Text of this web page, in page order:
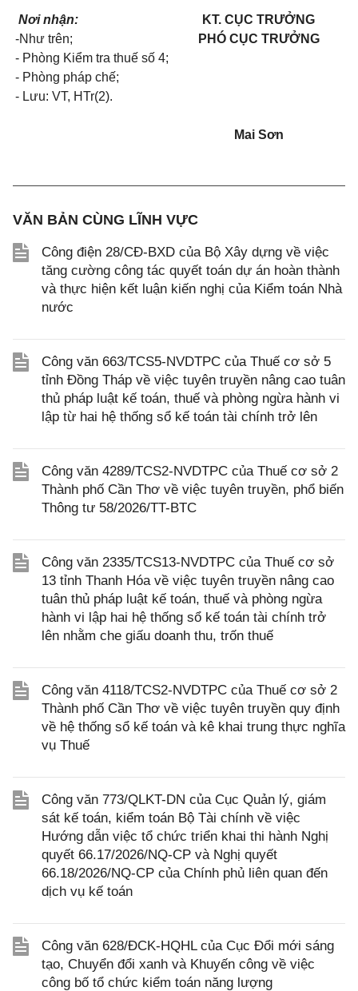
Nơi nhận:
-Như trên;
- Phòng Kiểm tra thuế số 4;
- Phòng pháp chế;
- Lưu: VT, HTr(2).
KT. CỤC TRƯỞNG
PHÓ CỤC TRƯỞNG
Mai Sơn
VĂN BẢN CÙNG LĨNH VỰC
Công điện 28/CĐ-BXD của Bộ Xây dựng về việc
tăng cường công tác quyết toán dự án hoàn thành
và thực hiện kết luận kiến nghị của Kiểm toán Nhà
nước
Công văn 663/TCS5-NVDTPC của Thuế cơ sở 5
tỉnh Đồng Tháp về việc tuyên truyền nâng cao tuân
thủ pháp luật kế toán, thuế và phòng ngừa hành vi
lập từ hai hệ thống sổ kế toán tài chính trở lên
Công văn 4289/TCS2-NVDTPC của Thuế cơ sở 2
Thành phố Cần Thơ về việc tuyên truyền, phổ biến
Thông tư 58/2026/TT-BTC
Công văn 2335/TCS13-NVDTPC của Thuế cơ sở
13 tỉnh Thanh Hóa về việc tuyên truyền nâng cao
tuân thủ pháp luật kế toán, thuế và phòng ngừa
hành vi lập hai hệ thống sổ kế toán tài chính trở
lên nhằm che giấu doanh thu, trốn thuế
Công văn 4118/TCS2-NVDTPC của Thuế cơ sở 2
Thành phố Cần Thơ về việc tuyên truyền quy định
về hệ thống sổ kế toán và kê khai trung thực nghĩa
vụ Thuế
Công văn 773/QLKT-DN của Cục Quản lý, giám
sát kế toán, kiểm toán Bộ Tài chính về việc
Hướng dẫn việc tổ chức triển khai thi hành Nghị
quyết 66.17/2026/NQ-CP và Nghị quyết
66.18/2026/NQ-CP của Chính phủ liên quan đến
dịch vụ kế toán
Công văn 628/ĐCK-HQHL của Cục Đổi mới sáng
tạo, Chuyển đổi xanh và Khuyến công về việc
công bố tổ chức kiểm toán năng lượng